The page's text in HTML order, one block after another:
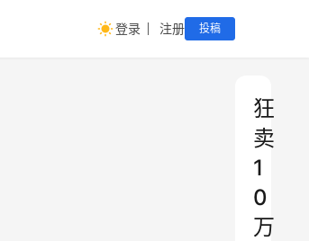
登录 注册 投稿
狂
卖
1
0
万